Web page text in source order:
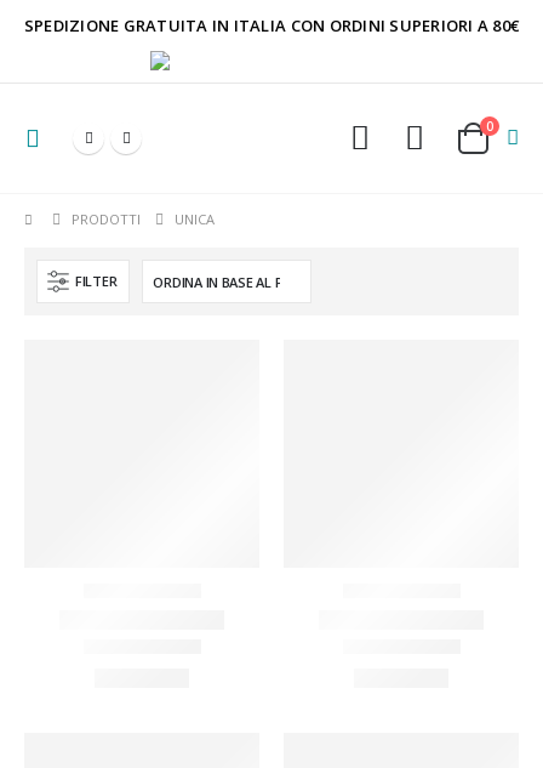
SPEDIZIONE GRATUITA IN ITALIA CON ORDINI SUPERIORI A 80€
0
PRODOTTI UNICA
FILTER